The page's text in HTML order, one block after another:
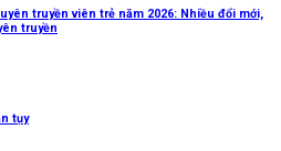
truyền viên trẻ năm 2026: Nhiều đổi mới,
truyền
tụy